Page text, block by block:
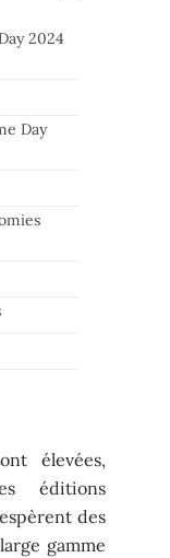
2024
Day
élevées,
éditions
des
gamme